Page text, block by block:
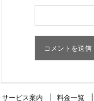
サービス案内 料金一覧